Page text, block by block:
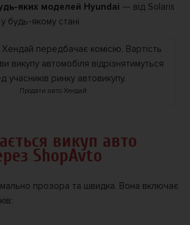
яких моделей Hyundai — від Solaris
будь-якому стані
Продати авто Хендай
викуп авто
ShopAvto
прозора та швидка. Вона включає